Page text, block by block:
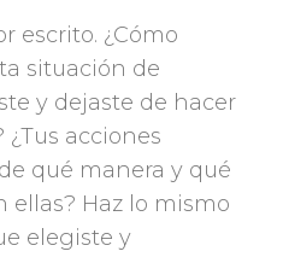
escrito. ¿Cómo
situación de
y dejaste de hacer
acciones
qué manera y qué
Haz lo mismo
elegiste y